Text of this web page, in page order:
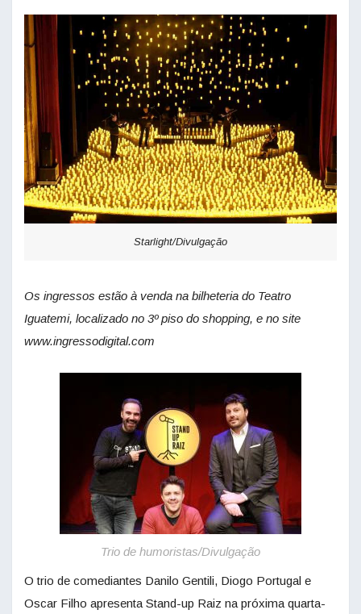
Starlight/Divulgação
Os ingressos estão à venda na bilheteria do Teatro
Iguatemi, localizado no 3º piso do shopping, e no site
www.ingressodigital.com
Trio de humoristas/Divulgação
O trio de comediantes Danilo Gentili, Diogo Portugal e
Oscar Filho apresenta Stand-up Raiz na próxima quarta-